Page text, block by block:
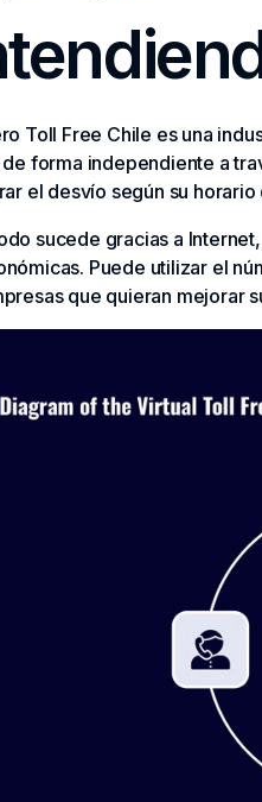
Toll Free Chile es una
forma independiente a
el desvío según su
sucede gracias a
Puede utilizar el
que quieran mejorar